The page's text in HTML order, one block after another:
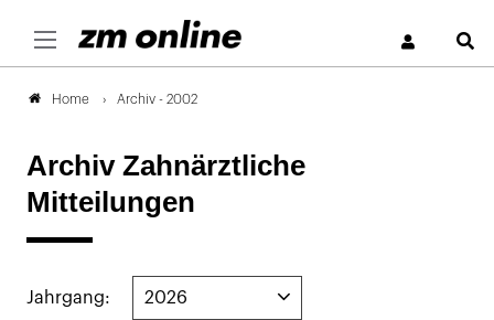
Home Archiv - 2002
Archiv Zahnärztliche
Mitteilungen
Jahrgang: